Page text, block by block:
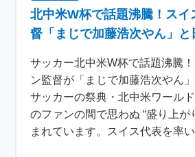
北中米W杯で話題沸騰！スイ
督「まじで加藤浩次やん」と
サッカー北中米W杯で話題沸騰
ン監督が「まじで加藤浩次やん
サッカーの祭典・北中米ワール
のファンの間で思わぬ “盛り上が
まれています。スイス代表を率